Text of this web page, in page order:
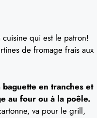
cuisine qui est le patron!
de fromage frais aux
en tranches et
au four ou à la poêle.
va pour le grill,